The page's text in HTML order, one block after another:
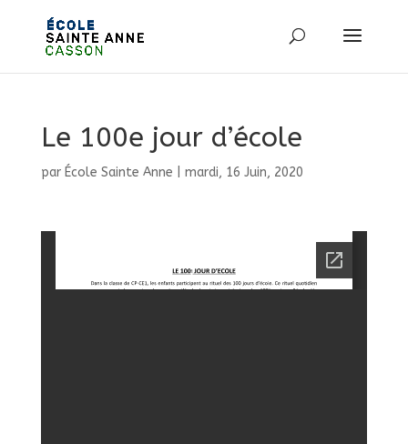
Le 100e jour d’école
par École Sainte Anne mardi, 16 Juin, 2020